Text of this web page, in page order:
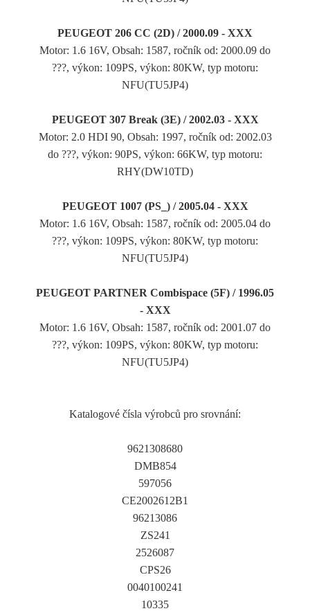
PEUGEOT 206 CC (2D) / 2000.09 - XXX
Motor: 1.6 16V, Obsah: 1587, ročník od: 2000.09 do
???, výkon: 109PS, výkon: 80KW, typ motoru:
NFU(TU5JP4)
PEUGEOT 307 Break (3E) / 2002.03 - XXX
Motor: 2.0 HDI 90, Obsah: 1997, ročník od: 2002.03
do ???, výkon: 90PS, výkon: 66KW, typ motoru:
RHY(DW10TD)
PEUGEOT 1007 (PS_) / 2005.04 - XXX
Motor: 1.6 16V, Obsah: 1587, ročník od: 2005.04 do
???, výkon: 109PS, výkon: 80KW, typ motoru:
NFU(TU5JP4)
PEUGEOT PARTNER Combispace (5F) / 1996.05
- XXX
Motor: 1.6 16V, Obsah: 1587, ročník od: 2001.07 do
???, výkon: 109PS, výkon: 80KW, typ motoru:
NFU(TU5JP4)
Katalogové čísla výrobců pro srovnání:
9621308680
DMB854
597056
CE2002612B1
96213086
ZS241
2526087
CPS26
0040100241
10335